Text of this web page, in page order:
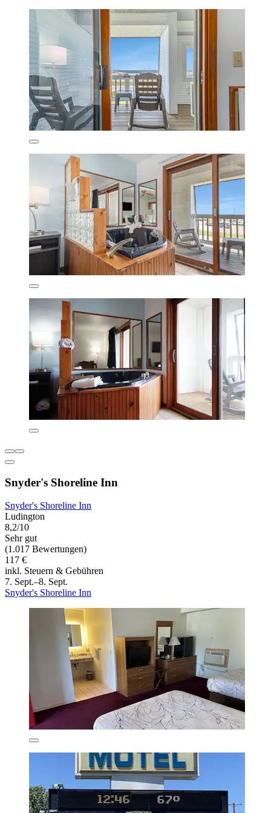
Snyder's Shoreline Inn
Snyder's Shoreline Inn
Ludington
8,2/10
Sehr gut
(1.017 Bewertungen)
117 €
inkl. Steuern & Gebühren
7. Sept.–8. Sept.
Snyder's Shoreline Inn